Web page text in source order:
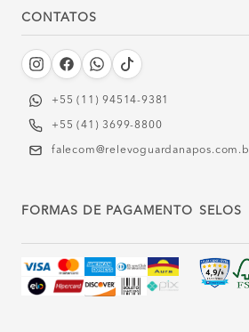
CONTATOS
+55 (11) 94514-9381‬
+55 (41) 3699-8800
FORMAS DE PAGAMENTO SELOS